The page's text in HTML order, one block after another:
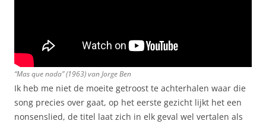
“Mas que nada” (1963) van Jorge Ben
Ik heb me niet de moeite getroost te achterhalen waar die
song precies over gaat, op het eerste gezicht lijkt het een
nonsenslied, de titel laat zich in elk geval wel vertalen als